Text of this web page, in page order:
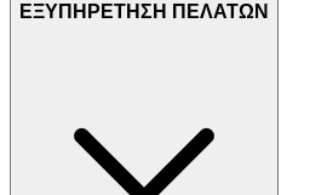
ΕΞΥΠΗΡΕΤΗΣΗ ΠΕΛΑΤΩΝ